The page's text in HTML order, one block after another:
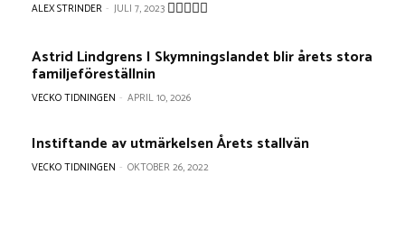
ALEX STRINDER - JULI 7, 2023
Astrid Lindgrens I Skymningslandet blir årets stora
familjeföreställnin
VECKO TIDNINGEN - APRIL 10, 2026
Instiftande av utmärkelsen Årets stallvän
VECKO TIDNINGEN - OKTOBER 26, 2022